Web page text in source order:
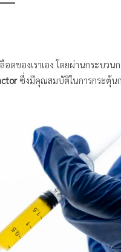
อดของเราเอง โดยผ่านกระบวน
ซึ่งมีคุณสมบัติในการกระตุ้นก